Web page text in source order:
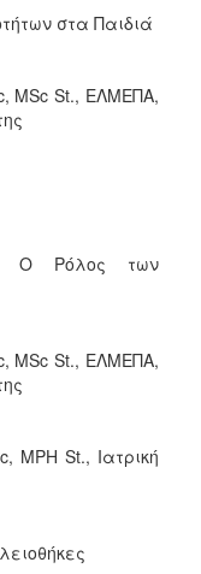
στα Παιδιά
MSc St., ΕΛΜΕΠΑ,
& Ο Ρόλος των
MSc St., ΕΛΜΕΠΑ,
MPH St., Ιατρική